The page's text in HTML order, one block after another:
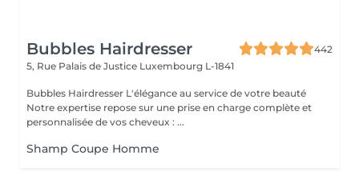
Bubbles Hairdresser
442
5, Rue Palais de Justice Luxembourg L-1841
Bubbles Hairdresser L'élégance au service de votre beauté
Notre expertise repose sur une prise en charge complète et
personnalisée de vos cheveux : ...
Shamp Coupe Homme